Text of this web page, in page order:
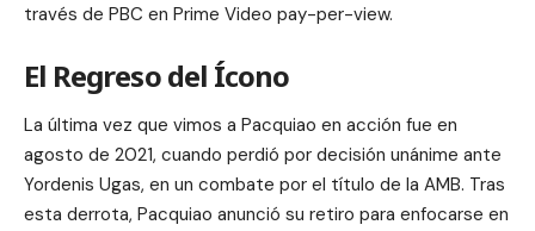
través de PBC en Prime Video pay-per-view.
El Regreso del Ícono
La última vez que vimos a Pacquiao en acción fue en
agosto de 2021, cuando perdió por decisión unánime ante
Yordenis Ugas, en un combate por el título de la AMB. Tras
esta derrota, Pacquiao anunció su retiro para enfocarse en